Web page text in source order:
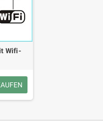
externer Akku 6000 mAh
Wifi-